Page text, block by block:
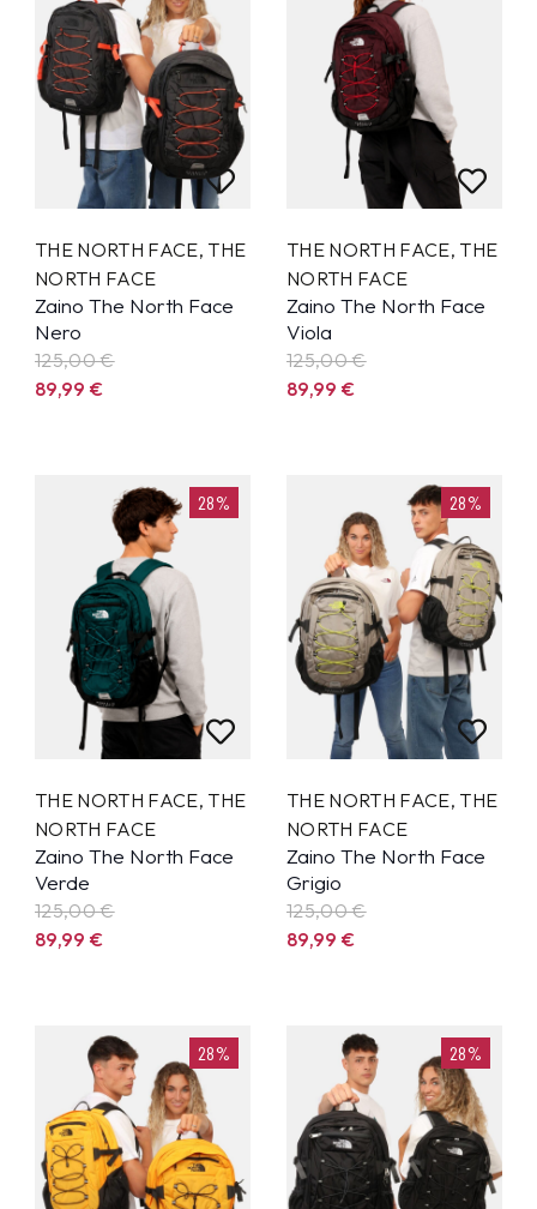
THE NORTH FACE, THE
NORTH FACE
Zaino The North Face
Nero
125,00 €
89,99€
THE NORTH FACE, THE
NORTH FACE
Zaino The North Face
Viola
125,00 €
89,99€
28%
THE NORTH FACE, THE
NORTH FACE
Zaino The North Face
Verde
125,00 €
89,99€
28%
THE NORTH FACE, THE
NORTH FACE
Zaino The North Face
Grigio
125,00 €
89,99€
28% 28%